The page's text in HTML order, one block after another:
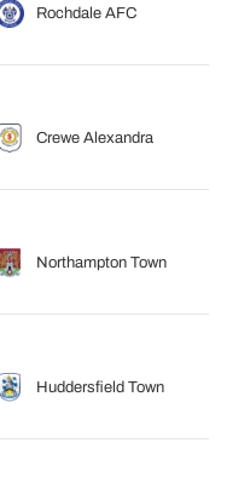
Rochdale AFC
Crewe Alexandra
Northampton Town
Huddersfield Town